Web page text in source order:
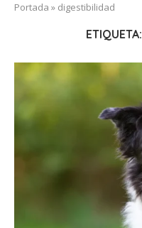
Portada » digestibilidad
ETIQUETA: